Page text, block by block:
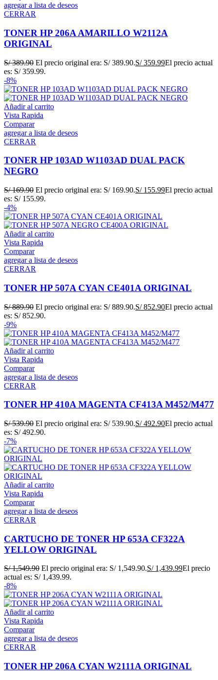
agregar a lista de deseos
CERRAR
TONER HP 206A AMARILLO W2112A
ORIGINAL
S/389.90 El precio original era: S/ 389.90.S/359.99El precio actual
es: S/ 359.99.
-8%
Añadir al carrito
Vista Rapida
Comparar
agregar a lista de deseos
CERRAR
TONER HP 103AD W1103AD DUAL PACK
NEGRO
S/169.90 El precio original era: S/ 169.90.S/155.99El precio actual
es: S/ 155.99.
-4%
Añadir al carrito
Vista Rapida
Comparar
agregar a lista de deseos
CERRAR
TONER HP 507A CYAN CE401A ORIGINAL
S/889.90 El precio original era: S/ 889.90.S/852.90El precio actual
es: S/ 852.90.
-9%
Añadir al carrito
Vista Rapida
Comparar
agregar a lista de deseos
CERRAR
TONER HP 410A MAGENTA CF413A M452/M477
S/539.90 El precio original era: S/ 539.90.S/492.90El precio actual
es: S/ 492.90.
-7%
Añadir al carrito
Vista Rapida
Comparar
agregar a lista de deseos
CERRAR
CARTUCHO DE TONER HP 653A CF322A
YELLOW ORIGINAL
S/1,549.90 El precio original era: S/ 1,549.90.S/1,439.99El precio
actual es: S/ 1,439.99.
-8%
Añadir al carrito
Vista Rapida
Comparar
agregar a lista de deseos
CERRAR
TONER HP 206A CYAN W2111A ORIGINAL